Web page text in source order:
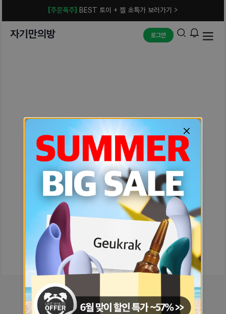
[주문폭주] BEST 토이 + 젤 초특가 보러가기 >
자기만의방 로그인
예상치 못한 에러입니다.